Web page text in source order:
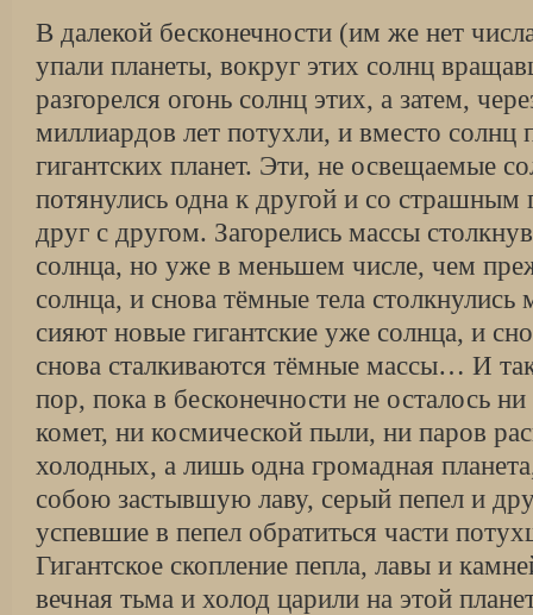
В далекой бесконечности (им же нет
упали планеты, вокруг этих солнц
разгорелся огонь солнц этих, а затем,
миллиардов лет потухли, и вместо солнц
гигантских планет. Эти, не освещаемые
потянулись одна к другой и со страшным
друг с другом. Загорелись массы
солнца, но уже в меньшем числе, чем
солнца, и снова тёмные тела
сияют новые гигантские уже солнца, и
снова сталкиваются тёмные массы… И
пор, пока в бесконечности не осталось
комет, ни космической пыли, ни паров
холодных, а лишь одна громадная
собою застывшую лаву, серый пепел и
успевшие в пепел обратиться части
Гигантское скопление пепла, лавы и
вечная тьма и холод царили на этой